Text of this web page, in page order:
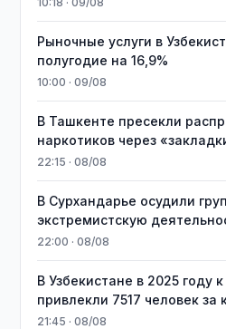
Рыночные услуги в
полугодие на 16,9%
10:00 · 09/08
В Ташкенте пресекли
наркотиков через
22:15 · 08/08
В Сурхандарье осудили
экстремистскую
22:00 · 08/08
В Узбекистане в 2025 году
привлекли 7517 человек за
21:45 · 08/08